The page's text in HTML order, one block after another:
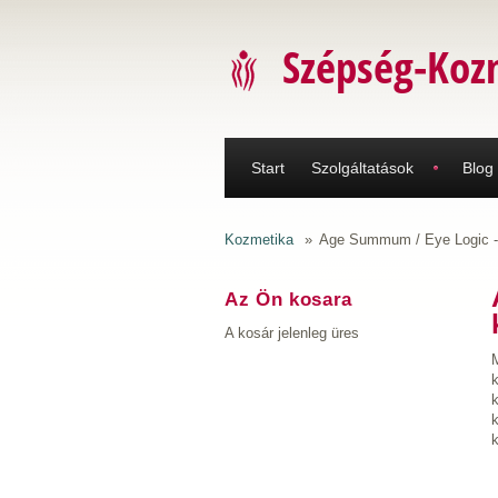
Szépség-
Start Szolgáltatások Blog
Kozmetika » Age Summum / Eye Logic
Az Ön kosara
A kosár jelenleg üres